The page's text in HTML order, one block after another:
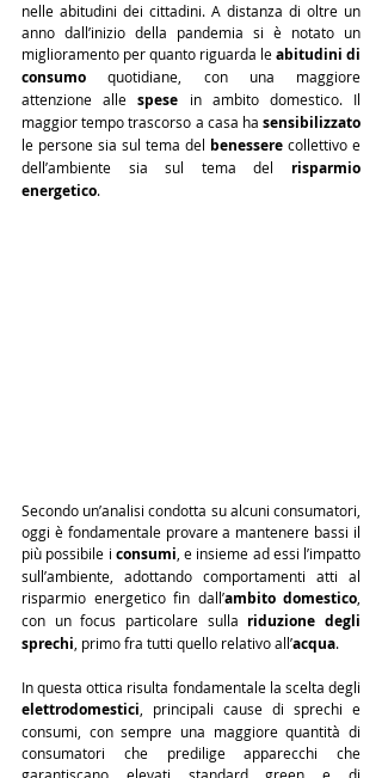
nelle abitudini dei cittadini. A distanza di oltre un
anno dall’inizio della pandemia si è notato un
miglioramento per quanto riguarda le abitudini di
consumo quotidiane, con una maggiore
attenzione alle spese in ambito domestico. Il
maggior tempo trascorso a casa ha sensibilizzato
le persone sia sul tema del benessere collettivo e
dell’ambiente sia sul tema del risparmio
energetico.
Secondo un’analisi condotta su alcuni consumatori,
oggi è fondamentale provare a mantenere bassi il
più possibile i consumi , e insieme ad essi l’impatto
sull’ambiente, adottando comportamenti atti al
risparmio energetico fin dall’ambito domestico
con un focus particolare sulla riduzione degli
sprechi , primo fra tutti quello relativo all’acqua.
elettrodomestici , principali cause di sprechi e
consumi, con sempre una maggiore quantità di
consumatori che predilige apparecchi che